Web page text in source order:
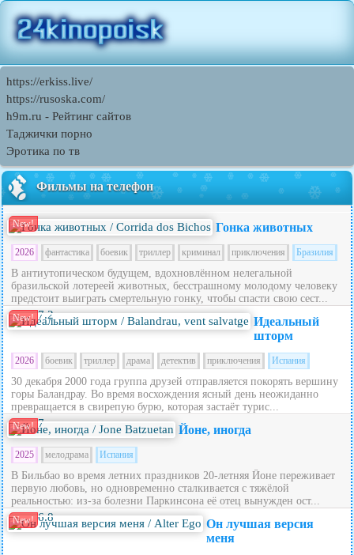
https://erkiss.live/
https://rusoska.com/
h9m.ru - Рейтинг сайтов
Таджички порно
Эротика по тв
Фильмы на телефон
New! Гонка животных
2026 фантастика боевик триллер криминал приключения Бразилия
В антиутопическом будущем, вдохновлённом нелегальной
бразильской лотереей животных, бесстрашному молодому человеку
предстоит выиграть смертельную гонку, чтобы спасти свою сест...
New! 7.2
Идеальный
шторм
2026 боевик триллер драма детектив приключения Испания
30 декабря 2000 года группа друзей отправляется покорять вершину
горы Баландрау. Во время восхождения ясный день неожиданно
превращается в свирепую бурю, которая застаёт турис...
New! 7 Йоне, иногда
2025 мелодрама Испания
В Бильбао во время летних праздников 20‑летняя Йоне переживает
первую любовь, но одновременно сталкивается с тяжёлой
реальностью: из‑за болезни Паркинсона её отец вынужден ост...
New! 6.8
Он лучшая версия
меня